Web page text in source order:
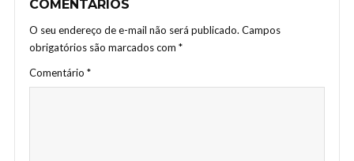
COMENTÁRIOS
O seu endereço de e-mail não será publicado. Campos
obrigatórios são marcados com *
Comentário *